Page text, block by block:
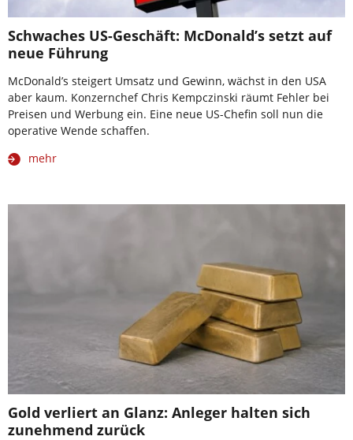
Schwaches US-Geschäft: McDonald’s setzt auf
neue Führung
McDonald’s steigert Umsatz und Gewinn, wächst in den USA
aber kaum. Konzernchef Chris Kempczinski räumt Fehler bei
Preisen und Werbung ein. Eine neue US-Chefin soll nun die
operative Wende schaffen.
mehr
Gold verliert an Glanz: Anleger halten sich
zunehmend zurück